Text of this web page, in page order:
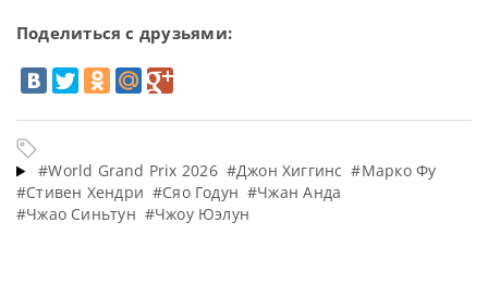
Поделиться с друзьями:
#World Grand Prix 2026 #Джон Хиггинс #Марко Фу
#Стивен Хендри #Сяо Годун #Чжан Анда
#Чжао Синьтун #Чжоу Юэлун